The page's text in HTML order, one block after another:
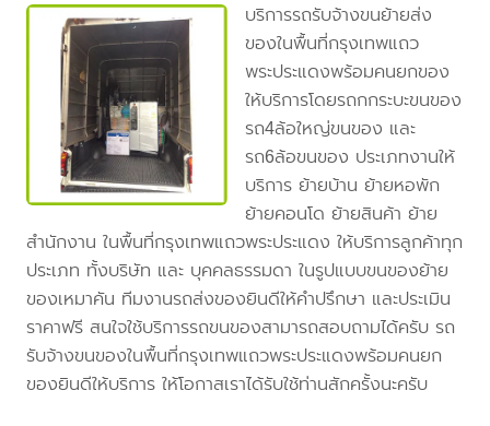
บริการรถรับจ้างขนย้ายส่ง
ของในพื้นที่กรุงเทพแถว
พระประแดงพร้อมคนยกของ
ให้บริการโดยรถกกระบะขนของ
รถ4ล้อใหญ่ขนของ และ
รถ6ล้อขนของ ประเภทงานให้
บริการ ย้ายบ้าน ย้ายหอพัก
ย้ายคอนโด ย้ายสินค้า ย้าย
สำนักงาน ในพื้นที่กรุงเทพแถวพระประแดง ให้บริการลูกค้าทุก
ประเภท ทั้งบริษัท และ บุคคลธรรมดา ในรูปแบบขนของย้าย
ของเหมาคัน ทีมงานรถส่งของยินดีให้คำปรึกษา และประเมิน
ราคาฟรี สนใจใช้บริการรถขนของสามารถสอบถามได้ครับ รถ
รับจ้างขนของในพื้นที่กรุงเทพแถวพระประแดงพร้อมคนยก
ของยินดีให้บริการ ให้โอกาสเราได้รับใช้ท่านสักครั้งนะครับ